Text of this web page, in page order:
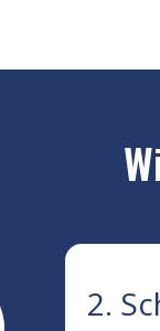
2.